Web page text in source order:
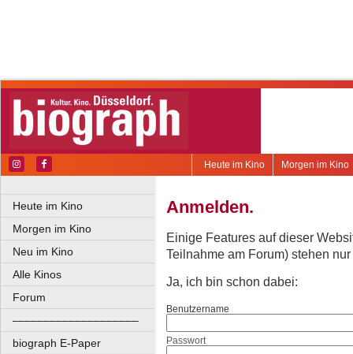
Morgen im Kino
Heute im Kino
Heute im Kino
Morgen im Kino
Neu im Kino
Alle Kinos
Forum
––––––––––––––––––––
biograph E-Paper
Anmelden.
Einige Features auf dieser
Teilnahme am Forum) stehen
Ja, ich bin schon dabei:
Benutzername
Passwort